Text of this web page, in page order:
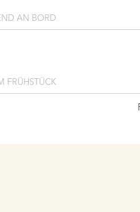
AN BORD
FRÜHSTÜCK